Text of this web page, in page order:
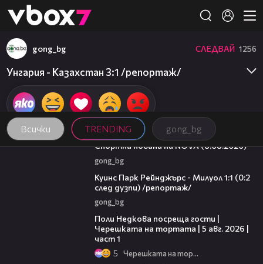
👾
Всички TRENDING gong_bg
gong_bg СЛЕДВАЙ 1256
Унгария - Казахстан 3:1 /репортаж/
04:09
Спортни новини на NOVA (8.08.2026)
gong_bg
Куинс Парк Рейнджърс - Милуол 1:1 (0:2
след дузпи) /репортаж/
gong_bg
Поли Недкова посреща гости |
Черешката на тортата | 5 авг. 2026 |
част 1
5 Черешката на тортата